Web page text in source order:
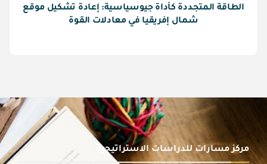
الطاقة المتجددة كأداة جيوسياسية: إعادة تشكيل موقع
شمال إفريقيا في معادلات القوة
مركز مسارات للدراسات الاستراتيجية